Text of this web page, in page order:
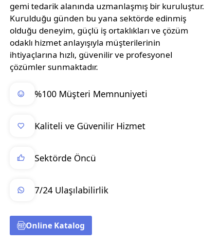
gemi tedarik alanında uzmanlaşmış bir kuruluştur.
Kurulduğu günden bu yana sektörde edinmiş
olduğu deneyim, güçlü iş ortaklıkları ve çözüm
odaklı hizmet anlayışıyla müşterilerinin
ihtiyaçlarına hızlı, güvenilir ve profesyonel
çözümler sunmaktadır.
%100 Müşteri Memnuniyeti
Kaliteli ve Güvenilir Hizmet
Sektörde Öncü
7/24 Ulaşılabilirlik
Online Katalog